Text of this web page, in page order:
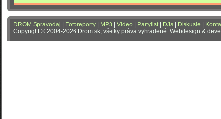
DROM Spravodaj Fotoreporty MP3 Video Partylist| DJs Diskusie
Copyright © 2004-2026 Drom.sk, všetky práva vyhradené. Webdesign &